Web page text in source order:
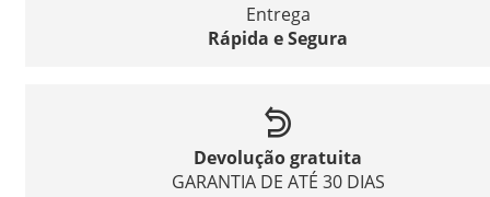
Entrega
Rápida e Segura
Devolução gratuita
GARANTIA DE ATÉ 30 DIAS